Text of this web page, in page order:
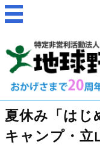
夏休み「はじ
キャンプ・立